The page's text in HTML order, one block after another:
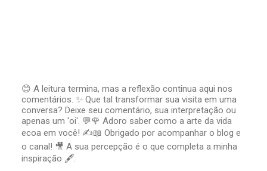
P
o
s
t
a
r
u
😊 A leitura termina, mas a reflexão continua aqui nos
comentários. ✨ Que tal transformar sua visita em uma
conversa? Deixe seu comentário, sua interpretação ou
apenas um 'oi'. 💬🌹 Adoro saber como a arte da vida
ecoa em você! ✍️📖 Obrigado por acompanhar o blog e
o canal! 🎥 A sua percepção é o que completa a minha
inspiração 🖋️.